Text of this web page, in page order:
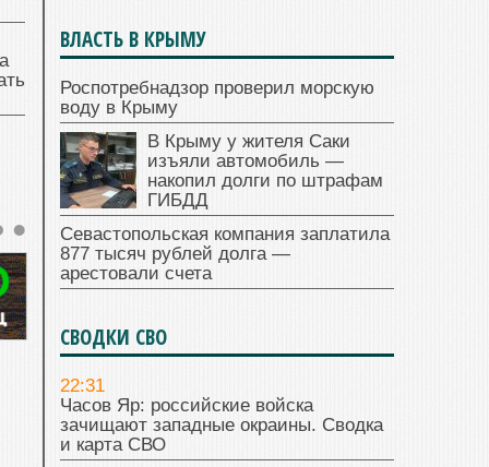
ВЛАСТЬ В КРЫМУ
Роспотребнадзор проверил морскую
воду в Крыму
В Крыму у жителя Саки
изъяли автомобиль —
накопил долги по штрафам
ГИБДД
Севастопольская компания заплатила
877 тысяч рублей долга —
арестовали счета
СВОДКИ СВО
22:31
Часов Яр: российские войска
зачищают западные окраины. Сводка
и карта СВО